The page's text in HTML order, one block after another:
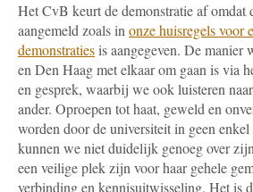
Het CvB keurt de demonstratie af omdat
aangemeld zoals in onze huisregels voor
demonstratiesis aangegeven. De
en Den Haag met elkaar om gaan is via
en gesprek, waarbij we ook luisteren
ander. Oproepen tot haat, geweld en
worden door de universiteit in geen
kunnen we niet duidelijk genoeg over
een veilige plek zijn voor haar gehele
verbinding en kennisuitwisseling. Het is